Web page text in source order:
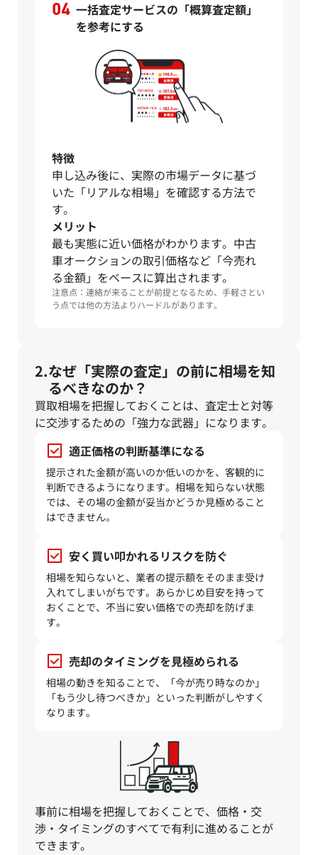
一括査定サービスの「概算査定額」
を参考にする
特徴
申し込み後に、実際の市場データに基づ
いた「リアルな相場」を確認する方法で
す。
メリット
最も実態に近い価格がわかります。中古
車オークションの取引価格など「今売れ
る金額」をベースに算出されます。
注意点：連絡が来ることが前提となるため、手軽さとい
う点では他の方法よりハードルがあります。
なぜ「実際の査定」の前に相場を知
るべきなのか？
買取相場を把握しておくことは、査定士と対等
に交渉するための「強力な武器」になります。
適正価格の判断基準になる
提示された金額が高いのか低いのかを、客観的に
判断できるようになります。相場を知らない状態
では、その場の金額が妥当かどうか見極めること
はできません。
安く買い叩かれるリスクを防ぐ
相場を知らないと、業者の提示額をそのまま受け
入れてしまいがちです。あらかじめ目安を持って
おくことで、不当に安い価格での売却を防げま
す。
売却のタイミングを見極められる
相場の動きを知ることで、「今が売り時なのか」
「もう少し待つべきか」といった判断がしやすく
なります。
事前に相場を把握しておくことで、価格・交
渉・タイミングのすべてで有利に進めることが
できます。